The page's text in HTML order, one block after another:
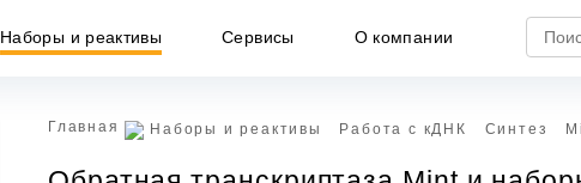
Наборы и реактивы Сервисы О компании
Главная Наборы и реактивы Работа с кДНК Синтез